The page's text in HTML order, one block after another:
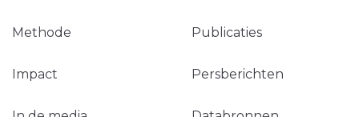
Methode Publicaties
Impact Persberichten